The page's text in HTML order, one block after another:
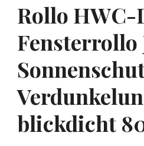
Rollo HWC-
Fensterrollo
blickdicht